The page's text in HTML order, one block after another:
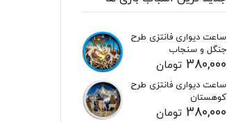
ساعت دیواری فانتزی طرح
جنگل و سنجاب
380,000 تومان
ساعت دیواری فانتزی طرح
کوهستان
380,000 تومان